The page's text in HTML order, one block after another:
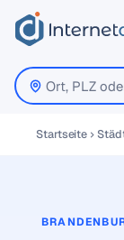
Startseite